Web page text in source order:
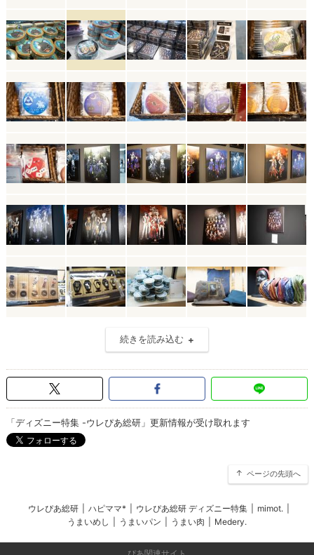
続きを読み込む
「ディズニー特集 -ウレぴあ総研」更新情報が受け取れます
ページの先頭へ
ウレぴあ総研 ハピママ* ウレぴあ総研 ディズニー特集 mimot.
うまいめし
うまいパン うまい肉 Medery.